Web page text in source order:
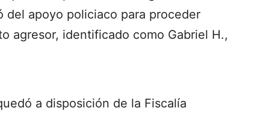
apoyo policiaco para proceder
agresor, identificado como Gabriel H.,
a disposición de la Fiscalía